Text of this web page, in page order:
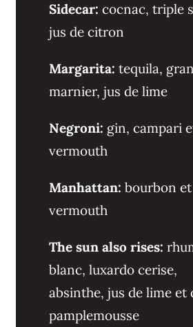
Sidecar: cocnac, triple
jus de citron
Margarita: tequila,
marnier, jus de lime
Negroni: gin, campari
vermouth
Manhattan: bourbon et
vermouth
The sun also rises:
blanc, luxardo cerise,
absinthe, jus de lime et
pamplemousse